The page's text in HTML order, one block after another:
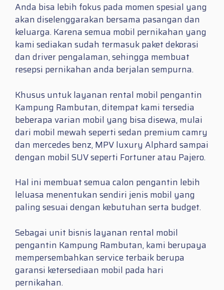
Anda bisa lebih fokus pada momen spesial yang
akan diselenggarakan bersama pasangan dan
keluarga. Karena semua mobil pernikahan yang
kami sediakan sudah termasuk paket dekorasi
dan driver pengalaman, sehingga membuat
resepsi pernikahan anda berjalan sempurna.
Khusus untuk layanan rental mobil pengantin
Kampung Rambutan, ditempat kami tersedia
beberapa varian mobil yang bisa disewa, mulai
dari mobil mewah seperti sedan premium camry
dan mercedes benz, MPV luxury Alphard sampai
dengan mobil SUV seperti Fortuner atau Pajero.
Hal ini membuat semua calon pengantin lebih
leluasa menentukan sendiri jenis mobil yang
paling sesuai dengan kebutuhan serta budget.
Sebagai unit bisnis layanan rental mobil
pengantin Kampung Rambutan, kami berupaya
mempersembahkan service terbaik berupa
garansi ketersediaan mobil pada hari
pernikahan.